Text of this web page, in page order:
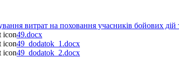
витрат на поховання учасників бойових дій
49.docx
49_dodatok_1.docx
49_dodatok_2.docx